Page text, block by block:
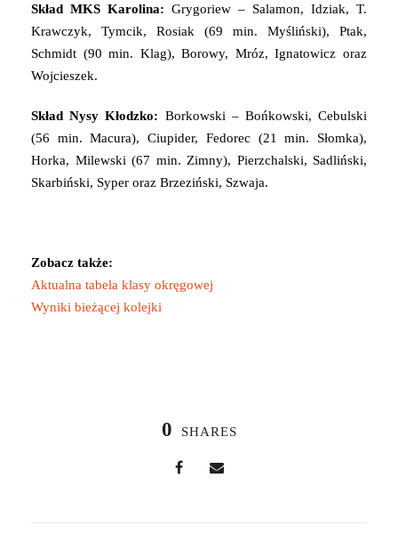
Skład MKS Karolina: Grygoriew – Salamon, Idziak, T.
Krawczyk, Tymcik, Rosiak (69 min. Myśliński), Ptak,
Schmidt (90 min. Klag), Borowy, Mróz, Ignatowicz oraz
Wojcieszek.
Skład Nysy Kłodzko: Borkowski – Bońkowski, Cebulski
(56 min. Macura), Ciupider, Fedorec (21 min. Słomka),
Horka, Milewski (67 min. Zimny), Pierzchalski, Sadliński,
Skarbiński, Syper oraz Brzeziński, Szwaja.
Zobacz także:
Aktualna tabela klasy okręgowej
Wyniki bieżącej kolejki
0 SHARES